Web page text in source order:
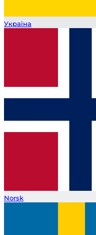
Україна
Norsk